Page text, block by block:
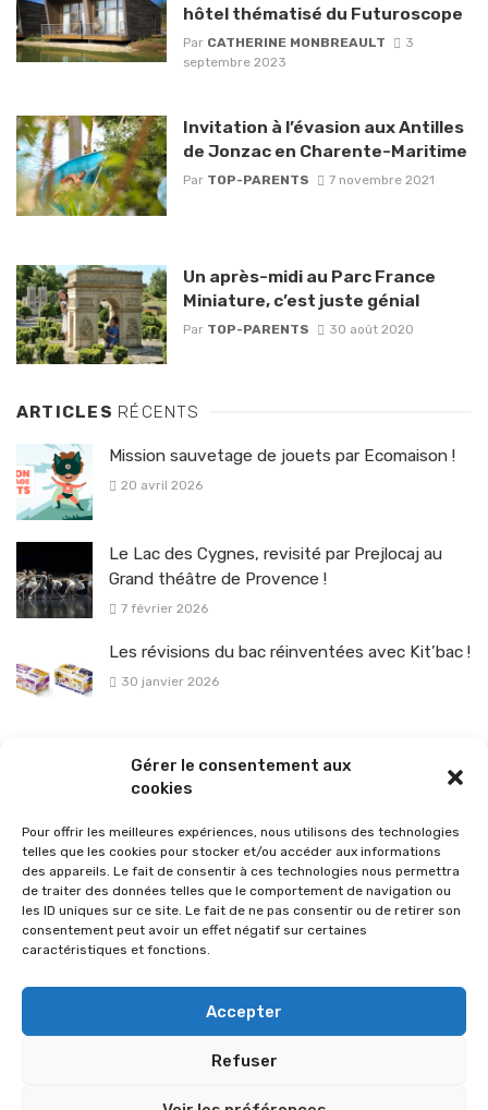
Gérer le consentement aux
cookies
Pour offrir les meilleures expériences, nous utilisons des technologies
telles que les cookies pour stocker et/ou accéder aux informations
des appareils. Le fait de consentir à ces technologies nous permettra
de traiter des données telles que le comportement de navigation ou
les ID uniques sur ce site. Le fait de ne pas consentir ou de retirer son
consentement peut avoir un effet négatif sur certaines
caractéristiques et fonctions.
Accepter
Refuser
hôtel thématisé du Futuroscope
Par CATHERINE MONBREAULT
3
septembre 2023
Invitation à l’évasion aux Antilles
de Jonzac en Charente-Maritime
Par TOP-PARENTS 7 novembre 2021
Un après-midi au Parc France
Miniature, c’est juste génial
Par TOP-PARENTS 30 août 2020
ARTICLES RÉCENTS
Mission sauvetage de jouets par Ecomaison !
20 avril 2026
Le Lac des Cygnes, revisité par Prejlocaj au
Grand théâtre de Provence !
7 février 2026
Les révisions du bac réinventées avec Kit’bac !
30 janvier 2026